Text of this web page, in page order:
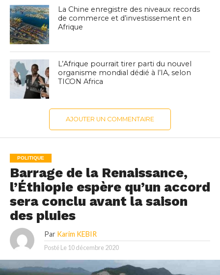
La Chine enregistre des niveaux records
de commerce et d’investissement en
Afrique
L’Afrique pourrait tirer parti du nouvel
organisme mondial dédié à l’IA, selon
TICON Africa
AJOUTER UN COMMENTAIRE
POLITIQUE
Barrage de la Renaissance,
l’Éthiopie espère qu’un accord
sera conclu avant la saison
des pluies
Par Karim KEBIR
Posté Le 10 décembre 2020